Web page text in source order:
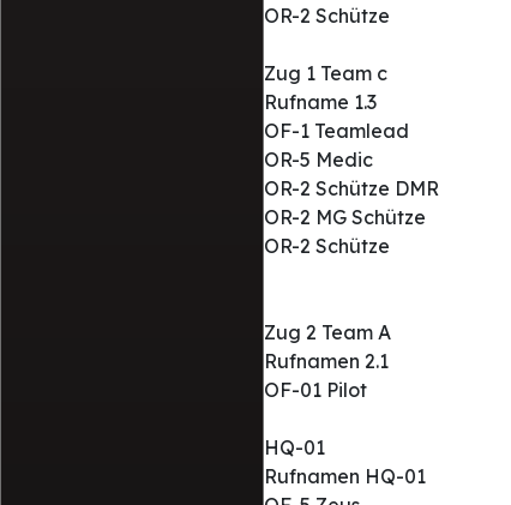
OR-2 Schütze
Zug 1 Team c
Rufname 1.3
OF-1 Teamlead
OR-5 Medic
OR-2 Schütze DMR
OR-2 MG Schütze
OR-2 Schütze
Zug 2 Team A
Rufnamen 2.1
OF-01 Pilot
HQ-01
Rufnamen HQ-01